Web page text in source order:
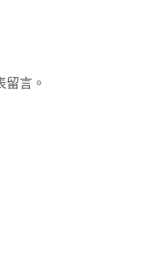
留言。